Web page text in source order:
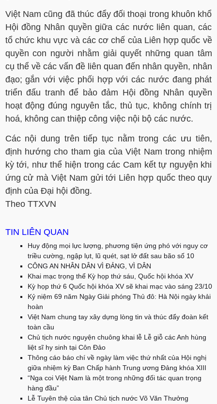
Việt Nam cũng đã thúc đẩy đối thoại trong khuôn khổ
Hội đồng Nhân quyền giữa các nước liên quan, các
tổ chức khu vực và các cơ chế của Liên hợp quốc về
quyền con người nhằm giải quyết những quan tâm
cụ thể về các vấn đề liên quan đến nhân quyền, nhân
đạo; gắn với việc phối hợp với các nước đang phát
triển đấu tranh để bảo đảm Hội đồng Nhân quyền
hoạt động đúng nguyên tắc, thủ tục, không chính trị
hoá, không can thiệp công việc nội bộ các nước.
Các nội dung trên tiếp tục nằm trong các ưu tiên,
định hướng cho tham gia của Việt Nam trong nhiệm
kỳ tới, như thể hiện trong các Cam kết tự nguyện khi
ứng cử mà Việt Nam gửi tới Liên hợp quốc theo quy
định của Đại hội đồng.
Theo TTXVN
TIN LIÊN QUAN
Huy động mọi lực lượng, phương tiện ứng phó với nguy cơ
triều cường, ngập lụt, lũ quét, sạt lở đất sau bão số 10
CÔNG AN NHÂN DÂN VÌ ĐẢNG, VÌ DÂN
Khai mạc trọng thể Kỳ họp thứ sáu, Quốc hội khóa XV
Kỳ họp thứ 6 Quốc hội khóa XV sẽ khai mạc vào sáng 23/10
Kỷ niệm 69 năm Ngày Giải phóng Thủ đô: Hà Nội ngày khải
hoàn
Việt Nam chung tay xây dựng lòng tin và thúc đẩy đoàn kết
toàn cầu
Chủ tịch nước nguyện chuông khai lễ Lễ giỗ các Anh hùng
liệt sĩ hy sinh tại Côn Đảo
Thông cáo báo chí về ngày làm việc thứ nhất của Hội nghị
giữa nhiệm kỳ Ban Chấp hành Trung ương Đảng khóa XIII
“Nga coi Việt Nam là một trong những đối tác quan trọng
hàng đầu”
Lễ Tuyên thệ của tân Chủ tịch nước Võ Văn Thưởng